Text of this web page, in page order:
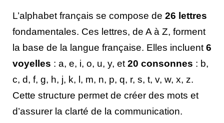
L’alphabet français se compose de 26 lettres
fondamentales. Ces lettres, de A à Z, forment
la base de la langue française. Elles incluent6
voyelles : a, e, i, o, u, y, et20 consonnes : b,
c, d, f, g, h, j, k, l, m, n, p, q, r, s, t, v, w, x, z.
Cette structure permet de créer des mots et
d’assurer la clarté de la communication.